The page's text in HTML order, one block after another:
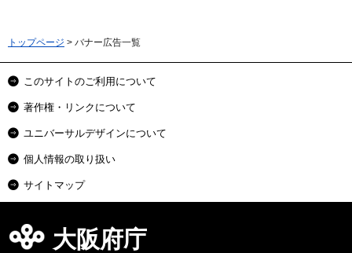
トップページ > バナー広告一覧
このサイトのご利用について
著作権・リンクについて
ユニバーサルデザインについて
個人情報の取り扱い
サイトマップ
大阪府庁